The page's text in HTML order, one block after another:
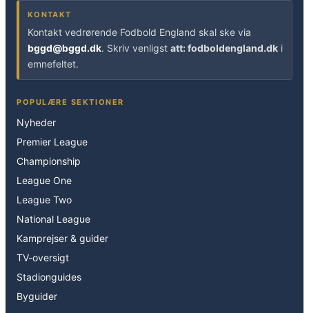
KONTAKT
Kontakt vedrørende Fodbold England skal ske via
bggd@bggd.dk. Skriv venligst att: fodboldengland.dk i
emnefeltet.
POPULÆRE SEKTIONER
Nyheder
Premier League
Championship
League One
League Two
National League
Kamprejser & guider
TV-oversigt
Stadionguides
Byguider